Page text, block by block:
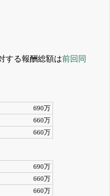
する報酬総額は前回同
690万
660万
660万
690万
660万
660万